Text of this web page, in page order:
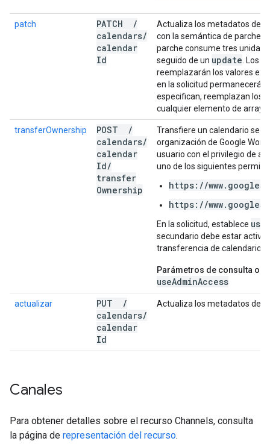
patch PATCH
/
calendars/
calendar
Id
Actualiza los metadatos de
con la semántica de
parche consume tres
seguido de un update . Los
reemplazarán los valores
en la solicitud permanecerán
especifican, reemplazan los
cualquier elemento de array
transferOwnership POST
/
calendars/
calendar
Id/
transfer
Ownership
Transfiere un calendario
organización de Google
usuario con el privilegio de
uno de los siguientes
https://
https://
En la solicitud, establece use
secundario debe estar
transferencia de calendarios
Parámetros de consulta
useAdminAccess
actualizar PUT
/
calendars/
calendar
Id
Actualiza los metadatos de
Canales
Para obtener detalles sobre el recurso Channels, consulta
la página de representación del recurso.